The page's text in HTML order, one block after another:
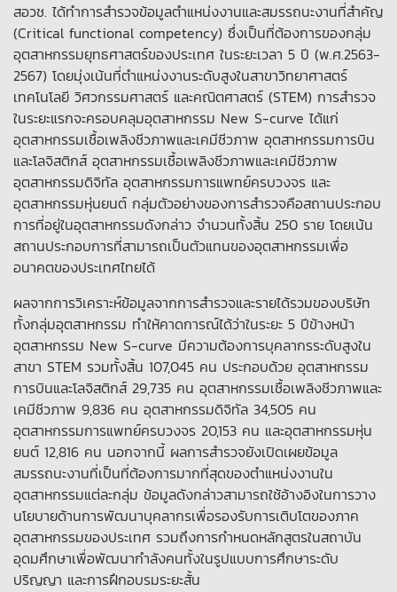
สอวช. ได้ทำการสำรวจข้อมูลตำแหน่งงานและสมรรถนะงานที่สำคัญ
(Critical functional competency) ซึ่งเป็นที่ต้องการของกลุ่ม
อุตสาหกรรมยุทธศาสตร์ของประเทศ ในระยะเวลา 5 ปี (พ.ศ.2563-
2567) โดยมุ่งเน้นที่ตำแหน่งงานระดับสูงในสาขาวิทยาศาสตร์
เทคโนโลยี วิศวกรรมศาสตร์ และคณิตศาสตร์ (STEM) การสำรวจ
ในระยะแรกจะครอบคลุมอุตสาหกรรม New S-curve ได้แก่
อุตสาหกรรมเชื้อเพลิงชีวภาพและเคมีชีวภาพ อุตสาหกรรมการบิน
และโลจิสติกส์ อุตสาหกรรมเชื้อเพลิงชีวภาพและเคมีชีวภาพ
อุตสาหกรรมดิจิทัล อุตสาหกรรมการแพทย์ครบวงจร และ
อุตสาหกรรมหุ่นยนต์ กลุ่มตัวอย่างของการสำรวจคือสถานประกอบ
การที่อยู่ในอุตสาหกรรมดังกล่าว จำนวนทั้งสิ้น 250 ราย โดยเน้น
สถานประกอบการที่สามารถเป็นตัวแทนของอุตสาหกรรมเพื่อ
อนาคตของประเทศไทยได้
ผลจากการวิเคราะห์ข้อมูลจากการสำรวจและรายได้รวมของบริษัท
ทั้งกลุ่มอุตสาหกรรม ทำให้คาดการณ์ได้ว่าในระยะ 5 ปีข้างหน้า
อุตสาหกรรม New S-curve มีความต้องการบุคลากรระดับสูงใน
สาขา STEM รวมทั้งสิ้น 107,045 คน ประกอบด้วย อุตสาหกรรม
การบินและโลจิสติกส์ 29,735 คน อุตสาหกรรมเชื้อเพลิงชีวภาพและ
เคมีชีวภาพ 9,836 คน อุตสาหกรรมดิจิทัล 34,505 คน
อุตสาหกรรมการแพทย์ครบวงจร 20,153 คน และอุตสาหกรรมหุ่น
ยนต์ 12,816 คน นอกจากนี้ ผลการสำรวจยังเปิดเผยข้อมูล
สมรรถนะงานที่เป็นที่ต้องการมากที่สุดของตำแหน่งงานใน
อุตสาหกรรมแต่ละกลุ่ม ข้อมูลดังกล่าวสามารถใช้อ้างอิงในการวาง
นโยบายด้านการพัฒนาบุคลากรเพื่อรองรับการเติบโตของภาค
อุตสาหกรรมของประเทศ รวมถึงการกำหนดหลักสูตรในสถาบัน
อุดมศึกษาเพื่อพัฒนากำลังคนทั้งในรูปแบบการศึกษาระดับ
ปริญญา และการฝึกอบรมระยะสั้น